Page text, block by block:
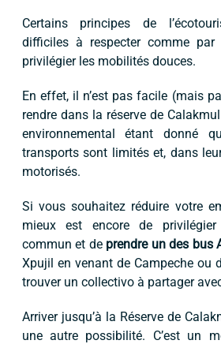
Certains principes de
difficiles à respecter comme
privilégier les mobilités douces.
En effet, il n’est pas facile (mais
rendre dans la réserve de
environnemental étant donné
transports sont limités et, dans
motorisés.
Si vous souhaitez réduire votre
mieux est encore de
commun et de prendre un des bus
Xpujil en venant de Campeche ou
trouver un collectivo à partager
Arriver jusqu’à la Réserve de
une autre possibilité. C’est un